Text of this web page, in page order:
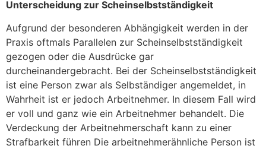
Unterscheidung zur Scheinselbstständigkeit
Aufgrund der besonderen Abhängigkeit werden in der
Praxis oftmals Parallelen zur Scheinselbstständigkeit
gezogen oder die Ausdrücke gar
durcheinandergebracht. Bei der Scheinselbstständigkeit
ist eine Person zwar als Selbständiger angemeldet, in
Wahrheit ist er jedoch Arbeitnehmer. In diesem Fall wird
er voll und ganz wie ein Arbeitnehmer behandelt. Die
Verdeckung der Arbeitnehmerschaft kann zu einer
Strafbarkeit führen Die arbeitnehmerähnliche Person ist